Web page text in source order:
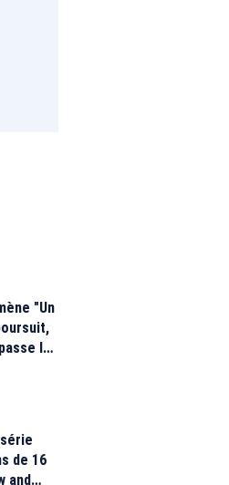
"Un
les
de 16
and